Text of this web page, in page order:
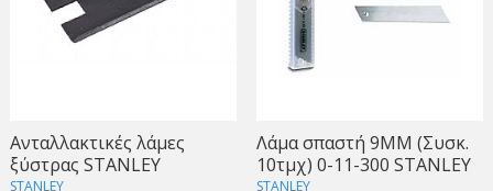
Ανταλλακτικές λάμες
ξύστρας STANLEY
STANLEY
Λάμα σπαστή 9ΜΜ (Συσκ.
10τμχ) 0-11-300 STANLEY
STANLEY